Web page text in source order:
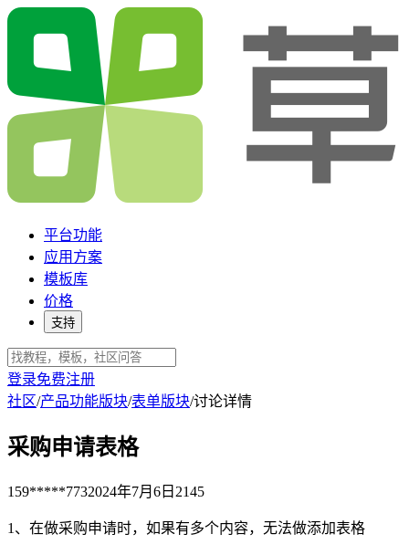
平台功能
应用方案
模板库
价格
支持
登录免费注册
社区/产品功能版块/表单版块/讨论详情
采购申请表格
159*****7732024年7月6日 2145
1、在做采购申请时，如果有多个内容，无法做添加表格